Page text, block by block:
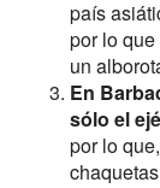
país
por lo
un
En
sólo el
por lo